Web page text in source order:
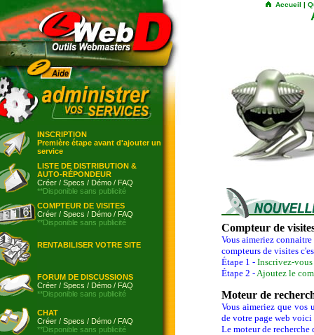
INSCRIPTION
Première étape avant d'ajouter un
service
LISTE DE DISTRIBUTION &
AUTO-RÉPONDEUR
Créer / Specs / Démo / FAQ
**Disponible sans publicité
COMPTEUR DE VISITES
Créer / Specs / Démo / FAQ
**Disponible sans publicité
RENTABILISER VOTRE SITE
FORUM DE DISCUSSIONS
Créer / Specs / Démo / FAQ
**Disponible sans publicité
CHAT
Créer / Specs / Démo / FAQ
**Disponible sans publicité
Accueil |
Compteur de
Vous aimeriez
compteurs de visites
Étape 1 - Inscrivez-vous
Étape 2 -Ajoutez le
Moteur de
Vous aimeriez que vos
de votre page web
Le moteur de recherche